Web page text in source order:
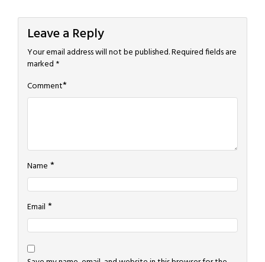
Leave a Reply
Your email address will not be published.Required fields are
marked *
Comment*
Name *
Email *